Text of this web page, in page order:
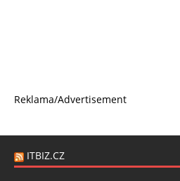
Reklama/Advertisement
ITBIZ.CZ